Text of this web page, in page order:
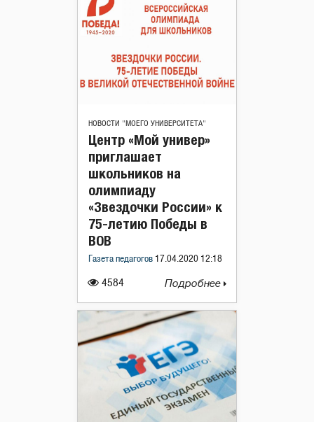
НОВОСТИ "МОЕГО УНИВЕРСИТЕТА"
4584
Центр «Мой универ»
приглашает
школьников на
олимпиаду
«Звездочки России» к
75-летию Победы в
ВОВ
Газета педагогов 17.04.2020 12:18
Подробнее